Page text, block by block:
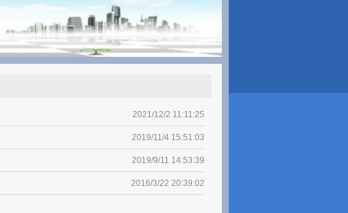
2021/12/2 11:11:25
2019/11/4 15:51:03
2019/9/11 14:53:39
2016/3/22 20:39:02